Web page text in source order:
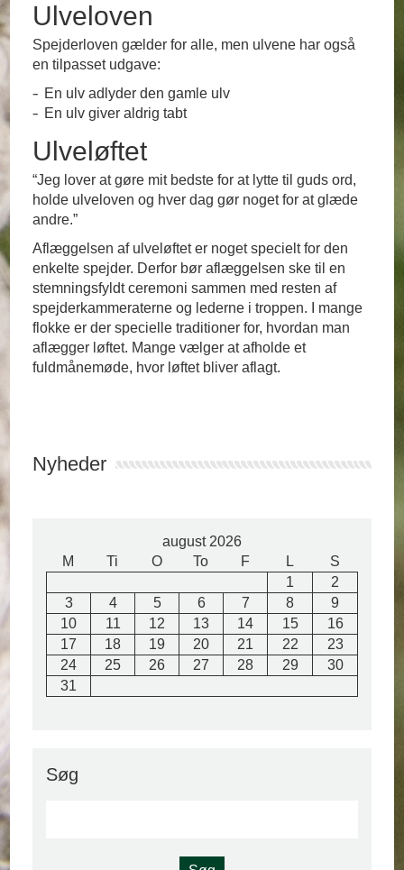
Ulveloven
Spejderloven gælder for alle, men ulvene har også
en tilpasset udgave:
En ulv adlyder den gamle ulv
En ulv giver aldrig tabt
Ulveløftet
“Jeg lover at gøre mit bedste for at lytte til guds ord,
holde ulveloven og hver dag gør noget for at glæde
andre.”
Aflæggelsen af ulveløftet er noget specielt for den
enkelte spejder. Derfor bør aflæggelsen ske til en
stemningsfyldt ceremoni sammen med resten af
spejderkammeraterne og lederne i troppen. I mange
flokke er der specielle traditioner for, hvordan man
aflægger løftet. Mange vælger at afholde et
fuldmånemøde, hvor løftet bliver aflagt.
Nyheder
august 2026
M
Ti O To F L
S
1
2
3
4 5 6 7 8
9
10
11 12 13 14 15
16
17
18 19 20 21 22
23
24
25 26 27 28 29
30
31
Søg